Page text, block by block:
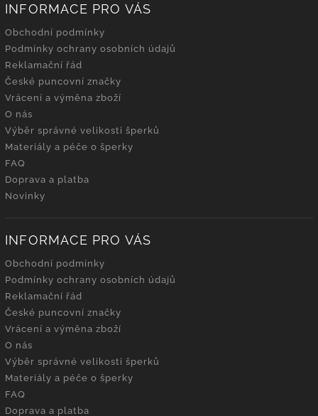
INFORMACE PRO VÁS
Obchodní podmínky
Podmínky ochrany osobních údajů
Reklamační řád
České puncovní značky
Vrácení a výměna zboží
O nás
Výběr správné velikosti šperků
Materiály a péče o šperky
FAQ
Doprava a platba
Novinky
INFORMACE PRO VÁS
Obchodní podmínky
Podmínky ochrany osobních údajů
Reklamační řád
České puncovní značky
Vrácení a výměna zboží
O nás
Výběr správné velikosti šperků
Materiály a péče o šperky
FAQ
Doprava a platba